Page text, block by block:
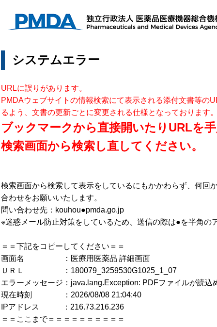
システムエラー
URLに誤りがあります。
PMDAウェブサイトの情報検索にて表示される添付文書等の
るよう、文書の更新ごとに変更される仕様となっております
ブックマークから直接開いたりURLを
検索画面から検索し直してください。
検索画面から検索して表示をしているにもかかわらず、何回
合わせをお願いいたします。
問い合わせ先：kouhou●pmda.go.jp
※迷惑メール防止対策をしているため、送信の際は●を半角の
＝＝下記をコピーしてください＝＝
画面名 ：医療用医薬品 詳細画面
ＵＲＬ ：180079_3259530G1025_1_07
エラーメッセージ：java.lang.Exception: PDFファイルが読込
現在時刻 ：2026/08/08 21:04:40
IPアドレス ：216.73.216.236
＝＝ここまで＝＝＝＝＝＝＝＝＝＝